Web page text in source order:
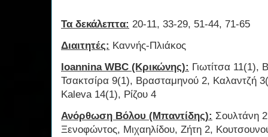
Τα δεκάλεπτα: 20-11, 33-29, 51-44, 71-65
Διαιτητές: Καννής-Πλιάκος
Ioannina WBC (Κρικώνης): Γιωτίτσα
Τσακτσίρα 9(1), Βρασταμηνού 2, Καλαντζή
Kaleva 14(1), Ρίζου 4
Ανόρθωση Βόλου (Μπαντίδης): Σουλτάνη
Ξενοφώντος, Μιχαηλίδου, Ζήτη 2,